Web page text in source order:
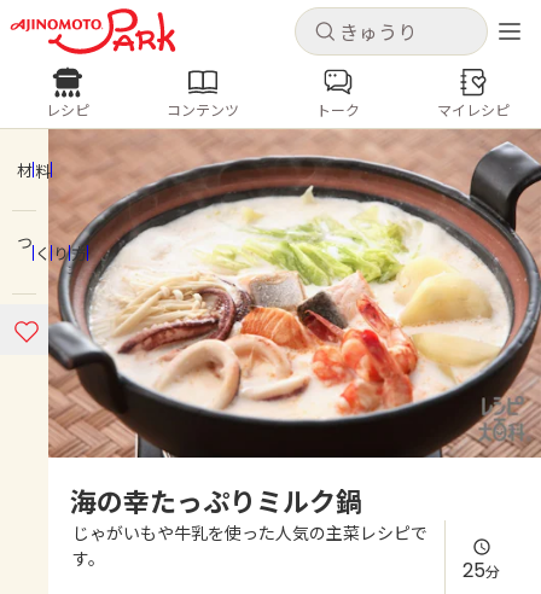
キャンセル
ログインするとレシピを保存できます
ログイン 新規登録
ホーム
コンテンツ
レシピ
よくあるお問い合わせ
キャンセル
レシピ コンテンツ
人気の食材・レシピ
きゅうり なす トマト
とうもろこし
ピーマン
みょうが ゴーヤ
レシピ コンテンツ トーク マイレシピ
材料
つくり方
海の幸たっぷりミルク鍋
じゃがいもや牛乳を使った人気の主菜レシピで
す。
25分